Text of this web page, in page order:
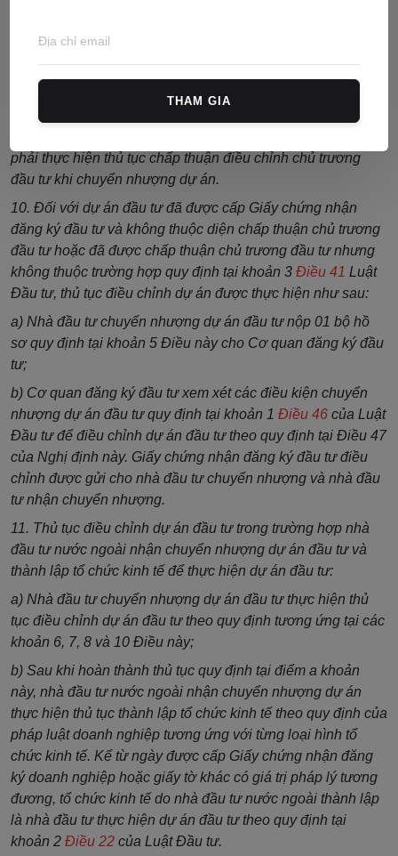
nhượng, phần dự án chuyển nhượng (nếu có) và được gửi
cho Cơ quan đăng ký đầu tư, nhà đầu tư chuyển nhượng và
nhà đầu tư nhận chuyển nhượng.
9. Đối với dự án đầu tư đã được chấp thuận chủ trương đầu
phải thực hiện thủ tục chấp thuận điều chỉnh chủ trương
đầu tư khi chuyển nhượng dự án.
10. Đối với dự án đầu tư đã được cấp Giấy chứng nhận
đăng ký đầu tư và không thuộc diện chấp thuận chủ trương
đầu tư hoặc đã được chấp thuận chủ trương đầu tư nhưng
không thuộc trường hợp quy định tại khoản 3 Điều 41 Luật
Đầu tư, thủ tục điều chỉnh dự án được thực hiện như sau:
a) Nhà đầu tư chuyển nhượng dự án đầu tư nộp 01 bộ hồ
sơ quy định tại khoản 5 Điều này cho Cơ quan đăng ký đầu
tư;
b) Cơ quan đăng ký đầu tư xem xét các điều kiện chuyển
nhượng dự án đầu tư quy định tại khoản 1 Điều 46 của Luật
Đầu tư để điều chỉnh dự án đầu tư theo quy định tại Điều 47
của Nghị định này. Giấy chứng nhận đăng ký đầu tư điều
chỉnh được gửi cho nhà đầu tư chuyển nhượng và nhà đầu
tư nhận chuyển nhượng.
11. Thủ tục điều chỉnh dự án đầu tư trong trường hợp nhà
đầu tư nước ngoài nhận chuyển nhượng dự án đầu tư và
thành lập tổ chức kinh tế để thực hiện dự án đầu tư:
a) Nhà đầu tư chuyển nhượng dự án đầu tư thực hiện thủ
tục điều chỉnh dự án đầu tư theo quy định tương ứng tại các
khoản 6, 7, 8 và 10 Điều này;
b) Sau khi hoàn thành thủ tục quy định tại điểm a khoản
này, nhà đầu tư nước ngoài nhận chuyển nhượng dự án
thực hiện thủ tục thành lập tổ chức kinh tế theo quy định của
pháp luật doanh nghiệp tương ứng với từng loại hình tổ
chức kinh tế. Kể từ ngày được cấp Giấy chứng nhận đăng
ký doanh nghiệp hoặc giấy tờ khác có giá trị pháp lý tương
đương, tổ chức kinh tế do nhà đầu tư nước ngoài thành lập
là nhà đầu tư thực hiện dự án đầu tư theo quy định tại
khoản 2 Điều 22 của Luật Đầu tư.
THAM GIA